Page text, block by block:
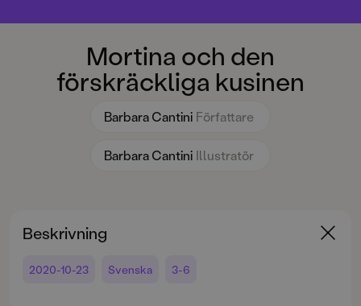
Mortina och den
förskräckliga kusinen
Barbara Cantini Författare
Barbara Cantini Illustratör
Beskrivning
2020-10-23 Svenska 3-6